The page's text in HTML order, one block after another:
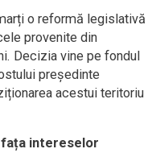
o reformă legislativă
provenite din
Decizia vine pe fondul
președinte
acestui teritoriu
intereselor